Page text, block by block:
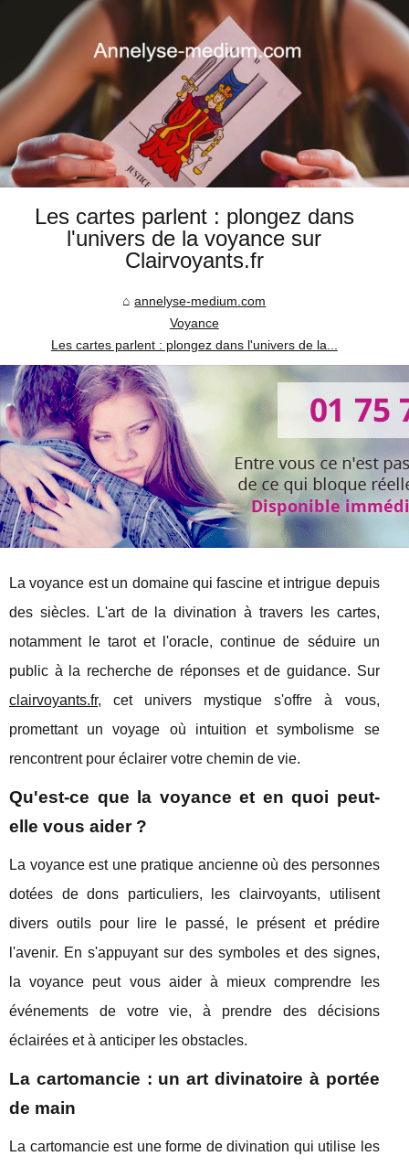
Les cartes parlent : plongez dans
l'univers de la voyance sur
Clairvoyants.fr
annelyse-medium.com
Voyance
Les cartes parlent : plongez dans l'univers de la...
La voyance est un domaine qui fascine et intrigue depuis
des siècles. L'art de la divination à travers les cartes,
notamment le tarot et l'oracle, continue de séduire un
public à la recherche de réponses et de guidance. Sur
clairvoyants.fr, cet univers mystique s'offre à vous,
promettant un voyage où intuition et symbolisme se
rencontrent pour éclairer votre chemin de vie.
Qu'est-ce que la voyance et en quoi peut-
elle vous aider ?
La voyance est une pratique ancienne où des personnes
dotées de dons particuliers, les clairvoyants, utilisent
divers outils pour lire le passé, le présent et prédire
l'avenir. En s'appuyant sur des symboles et des signes,
la voyance peut vous aider à mieux comprendre les
événements de votre vie, à prendre des décisions
éclairées et à anticiper les obstacles.
La cartomancie : un art divinatoire à portée
de main
La cartomancie est une forme de divination qui utilise les